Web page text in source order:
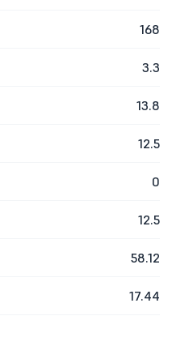
168
3.3
13.8
12.5
0
12.5
58.12
17.44